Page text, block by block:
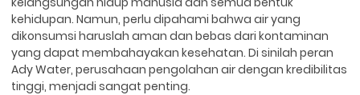
kehidupan. Namun, perlu dipahami bahwa air yang
dikonsumsi haruslah aman dan bebas dari kontaminan
yang dapat membahayakan kesehatan. Di sinilah peran
Ady Water, perusahaan pengolahan air dengan kredibilitas
tinggi, menjadi sangat penting.